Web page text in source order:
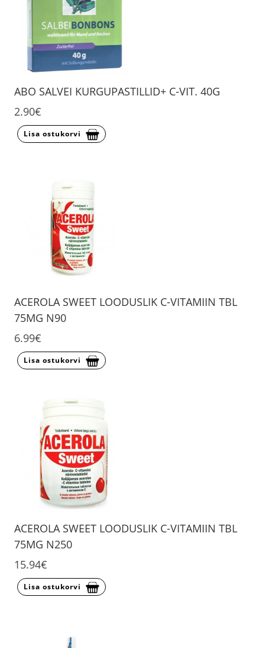
ABO SALVEI KURGUPASTILLID+ C-VIT. 40G
2.90€
Lisa ostukorvi
ACEROLA SWEET LOODUSLIK C-VITAMIIN TBL
75MG N90
6.99€
Lisa ostukorvi
ACEROLA SWEET LOODUSLIK C-VITAMIIN TBL
75MG N250
15.94€
Lisa ostukorvi